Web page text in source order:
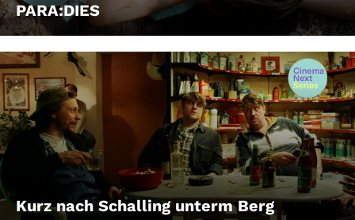
PARA:DIES
Kurz nach Schalling unterm Berg